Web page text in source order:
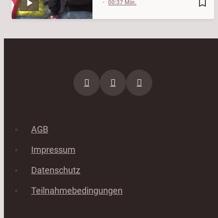
bookmark_border
00:37 Min.
AGB
Impressum
Datenschutz
Teilnahmebedingungen